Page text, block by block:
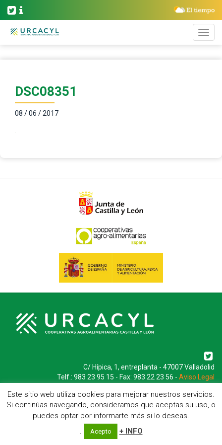
DSC08351
08 / 06 / 2017
C/ Hípica, 1, entreplanta - 47007 Valladolid
Telf.: 983 23 95 15 - Fax: 983 22 23 56 - Aviso Legal
Este sitio web utiliza cookies para mejorar nuestros servicios.
Si continúas navegando, consideramos que aceptas su uso, o
puedes optar por informarte más si lo deseas.
.
Acepto + INFO